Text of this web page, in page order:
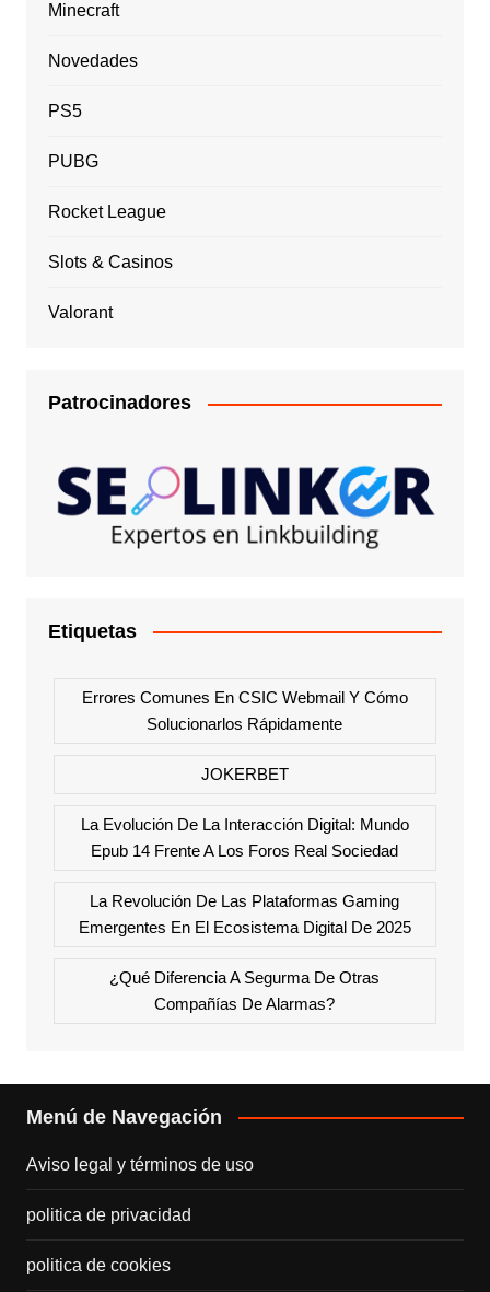
Minecraft
Novedades
PS5
PUBG
Rocket League
Slots & Casinos
Valorant
Patrocinadores
Etiquetas
Errores Comunes En CSIC Webmail Y Cómo
Solucionarlos Rápidamente
JOKERBET
La Evolución De La Interacción Digital: Mundo
Epub 14 Frente A Los Foros Real Sociedad
La Revolución De Las Plataformas Gaming
Emergentes En El Ecosistema Digital De 2025
¿Qué Diferencia A Segurma De Otras
Compañías De Alarmas?
Menú de Navegación
Aviso legal y términos de uso
politica de privacidad
politica de cookies